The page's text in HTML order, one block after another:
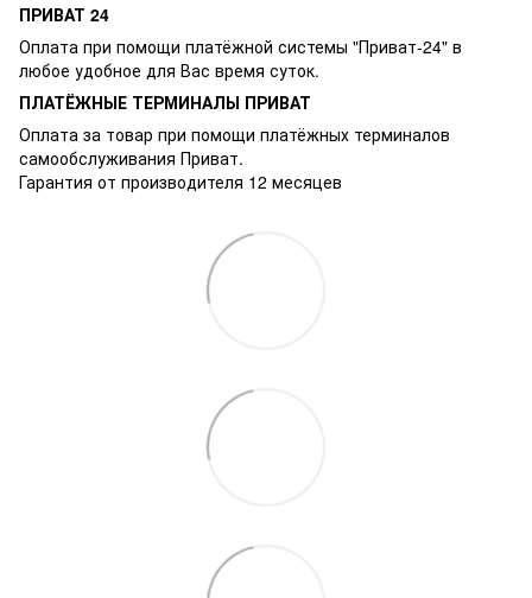
ПРИВАТ 24
Оплата при помощи платёжной системы "Приват-24" в
любое удобное для Вас время суток.
ПЛАТЁЖНЫЕ ТЕРМИНАЛЫ ПРИВАТ
Оплата за товар при помощи платёжных терминалов
самообслуживания Приват.
Гарантия от производителя 12 месяцев